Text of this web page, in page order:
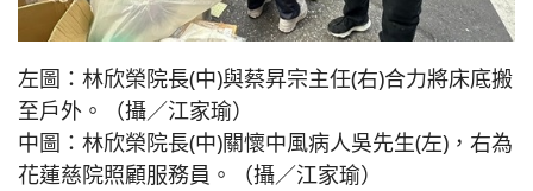
左圖：林欣榮院長(中)與蔡昇宗主任(右)合力將床底搬
至戶外。（攝／江家瑜）
中圖：林欣榮院長(中)關懷中風病人吳先生(左)，右為
花蓮慈院照顧服務員。（攝／江家瑜）